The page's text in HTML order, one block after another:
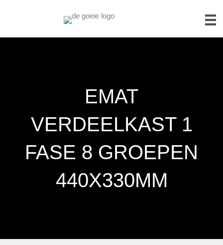
EMAT
VERDEELKAST 1
FASE 8 GROEPEN
440X330MM